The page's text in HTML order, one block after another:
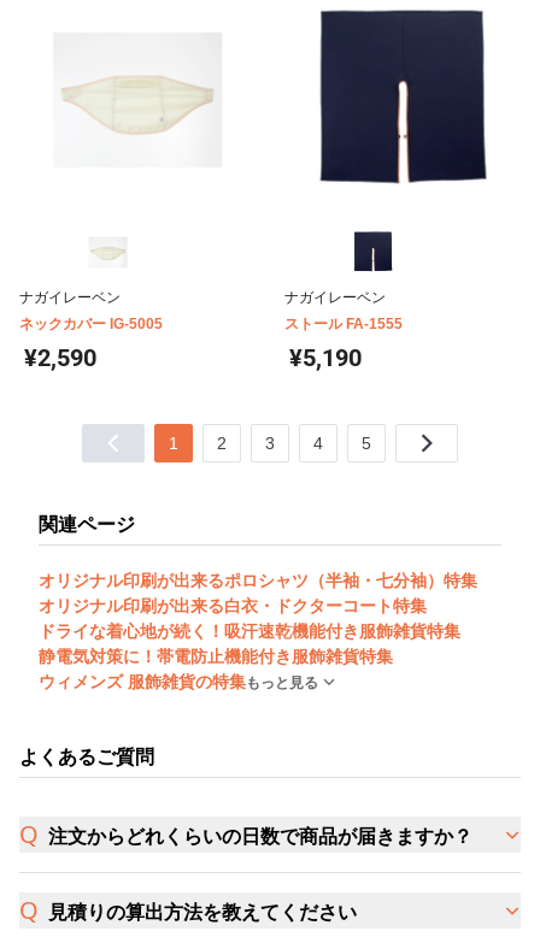
ナガイレーベン
ネックカバー IG-5005
¥2,590
ナガイレーベン
ストール FA-1555
¥5,190
1 2 3 4 5
関連ページ
オリジナル印刷が出来るポロシャツ（半袖・七分袖）特集
オリジナル印刷が出来る白衣・ドクターコート特集
ドライな着心地が続く！吸汗速乾機能付き服飾雑貨特集
静電気対策に！帯電防止機能付き服飾雑貨特集
ウィメンズ 服飾雑貨の特集もっと見る
よくあるご質問
注文からどれくらいの日数で商品が届きますか？
見積りの算出方法を教えてください